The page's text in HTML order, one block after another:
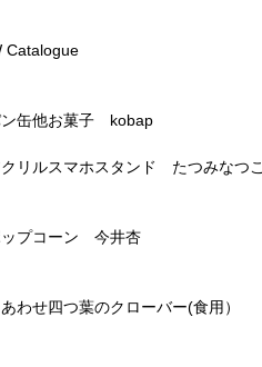
Catalogue
ン缶他お菓子 kobap
リルスマホスタンド たつみなつこ
ップコーン 今井杏
わせ四つ葉のクローバー(食用）